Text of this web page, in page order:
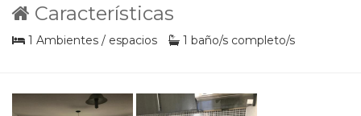
Características
1 Ambientes / espacios 1 baño/s completo/s